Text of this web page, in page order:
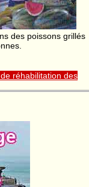
des poissons grillés
réhabilitation des